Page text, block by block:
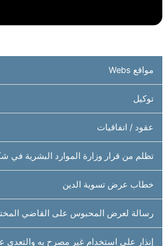
مواقع Webs
توكيل
عقود / اتفاقيات
تظلم من قرار وزارة الموارد البشرية في
خطاب عرض تسوية الدين
رسالة لعرض المحبوس على القاضي
إنذار على استخدام غير مصرح به والتعدي